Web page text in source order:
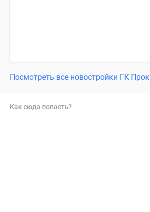
Посмотреть все новостройки ГК Прок
Как сюда попасть?